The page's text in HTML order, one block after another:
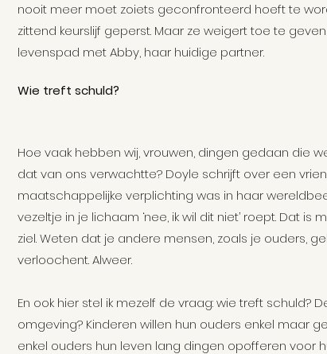
nooit meer moet zoiets geconfronteerd hoeft te
zittend keurslijf geperst. Maar ze weigert toe te
levenspad met Abby, haar huidige partner.
Wie treft schuld?
Hoe vaak hebben wij, vrouwen, dingen gedaan die
dat van ons verwachtte? Doyle schrijft over een
maatschappelijke verplichting was in haar
vezeltje in je lichaam ‘nee, ik wil dit niet’ roept. Dat
ziel. Weten dat je andere mensen, zoals je ouders,
verloochent. Alweer.
En ook hier stel ik mezelf de vraag: wie treft schuld?
omgeving? Kinderen willen hun ouders enkel maar
enkel ouders hun leven lang dingen opofferen voor